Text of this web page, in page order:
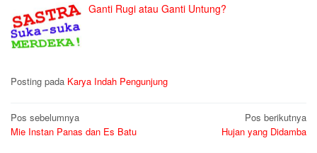
Ganti Rugi atau Ganti Untung?
Posting pada Karya Indah Pengunjung
Navigasi
pos
Pos sebelumnya
Mie Instan Panas dan Es Batu
Pos berikutnya
Hujan yang Didamba